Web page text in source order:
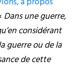
Dans une guerre,
considérant
guerre ou de la
de cette